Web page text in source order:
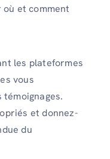
où et comment
les plateformes
vous
et donnez-
du